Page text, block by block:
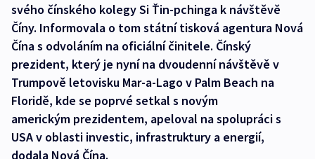
svého čínského kolegy Si Ťin-pchinga k návštěvě
Číny. Informovala o tom státní tisková agentura Nová
Čína s odvoláním na oficiální činitele. Čínský
prezident, který je nyní na dvoudenní návštěvě v
Trumpově letovisku Mar-a-Lago v Palm Beach na
Floridě, kde se poprvé setkal s novým
americkým prezidentem, apeloval na spolupráci s
USA v oblasti investic, infrastruktury a energií,
dodala Nová Čína.